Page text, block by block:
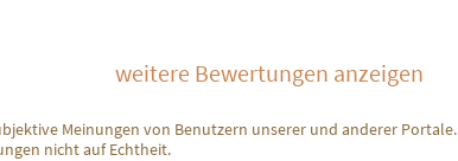
weitere Bewertungen anzeigen
Meinungen von Benutzern unserer und anderer Portale.
nicht auf Echtheit.